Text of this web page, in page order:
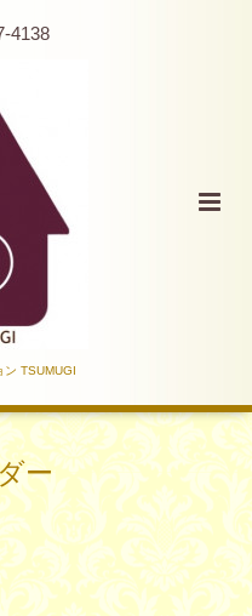
4138
ン TSUMUGI
ー